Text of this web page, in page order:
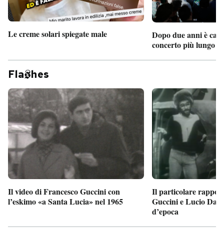
Le creme solari spiegate male
Dopo due anni è
concerto più lungo
Fla hes
Il video di Francesco Guccini con
l’eskimo «a Santa Lucia» nel 1965
Il particolare
Guccini e Lucio
d’epoca